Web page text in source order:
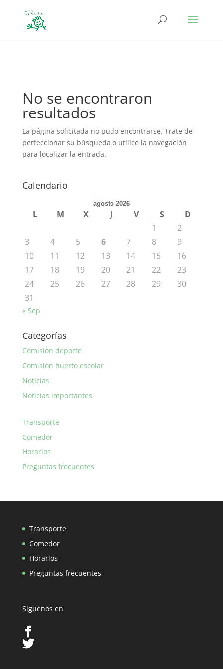
No se encontraron
resultados
La página solicitada no pudo encontrarse. Trate de
perfeccionar su búsqueda o utilice la navegación
para localizar la entrada.
Calendario
agosto 2026
L M X J V S
D
1
2
3
4 5 6 7 8
9
10
11 12 13 14 15
16
17
18 19 20 21 22
23
24
25 26 27 28 29
30
31
« Sep
Categorías
Comisión deporte
Comisión huerto escolar
Noticias
Noticias importantes
Transporte
Comedor
Horarios
Preguntas frecuentes
Transporte
Comedor
Horarios
Preguntas frecuentes
Siguenos en